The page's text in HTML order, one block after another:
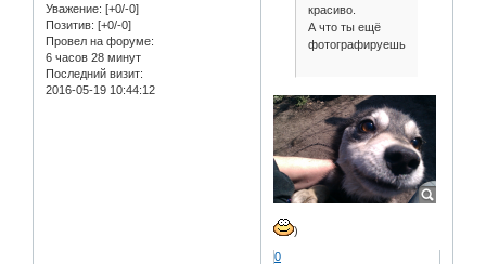
Уважение: [+0/-0]
Позитив: [+0/-0]
Провел на форуме:
6 часов 28 минут
Последний визит:
2016-05-19 10:44:12
красиво.
А что ты ещё
фотографируешь?
)
0